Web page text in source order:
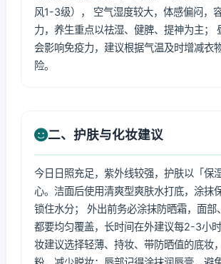
风1-3级）， 空气湿度较大，体感偏闷，
力，养生重点以祛湿、健脾、提神为主；
会影响免疫力，建议根据气温及时增减衣
险。
二、护肤与化妆建议
今日日照充足，紫外线较强，护肤以「保
心。洁面后使用清爽型爽肤水打底，涂抹
锁住水分； 外出前务必涂抹防晒霜，面部
都要均匀覆盖，长时间在外建议每2-3小
妆建议选择轻薄、持妆、带防晒值的底妆